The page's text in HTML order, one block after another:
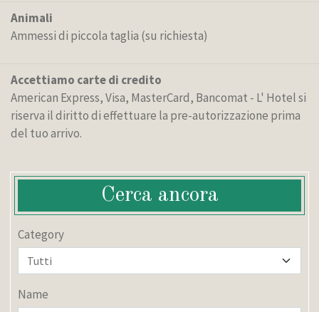
Animali
Ammessi di piccola taglia (su richiesta)
Accettiamo carte di credito
American Express, Visa, MasterCard, Bancomat - L' Hotel si
riserva il diritto di effettuare la pre-autorizzazione prima
del tuo arrivo.
Cerca ancora
Category
Name